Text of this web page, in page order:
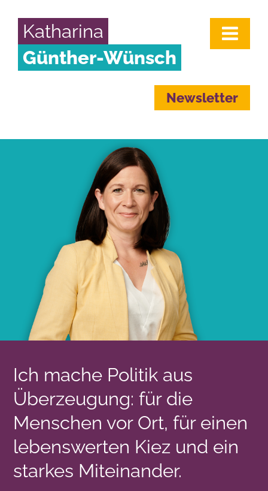
Katharina
Günther-Wünsch
Newsletter
Ich mache Politik aus
Überzeugung: für die
Menschen vor Ort, für einen
lebenswerten Kiez und ein
starkes Miteinander.